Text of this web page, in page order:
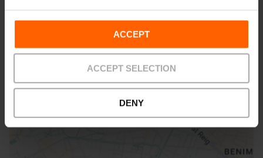
ACCEPT
ACCEPT SELECTION
DENY
Bus
31,32,70,71, 81,94,95, C1